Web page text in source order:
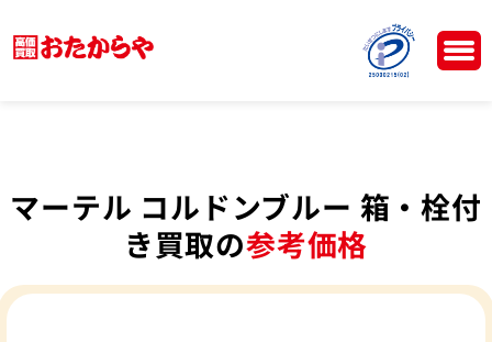
マーテル コルドンブルー 箱・栓付
き買取の参考価格